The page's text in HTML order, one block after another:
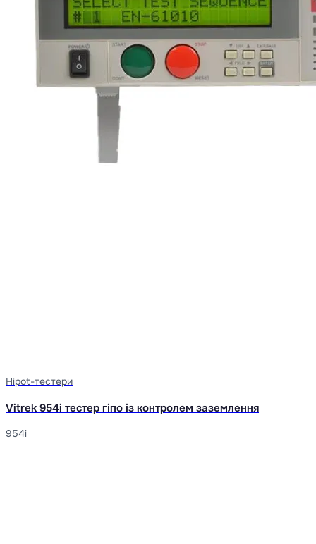
Hipot-тестери
Vitrek 954i тестер гіпо із контролем заземлення
954i